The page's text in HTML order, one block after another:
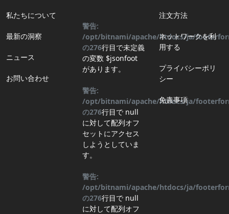
私たちについて
最新の洞察
ニュース
お問い合わせ
警告:
/opt/bitnami/apache/htdocs/ja/
の276行目で未定義
の変数 $jsonfoot
があります。
警告:
/opt/bitnami/apache/htdocs/ja/
の276行目で null
に対して配列オフ
セットにアクセス
しようとしていま
す。
警告:
/opt/bitnami/apache/htdocs/ja/
の276行目で null
に対して配列オフ
注文方法
ネットワークを利
用する
プライバシーポリ
シー
免責事項